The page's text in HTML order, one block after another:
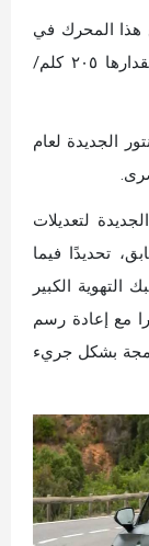
هذا المحرك في
غضون ٩ ثوانٍ، قبل تسجيل سرعة قصوى مقدارها ٢٠٥ كلم/
الجديدة لعام
لتعديلات
تحديدًا فيما
التهوية الكبير
مع إعادة رسم
بشكل جريء